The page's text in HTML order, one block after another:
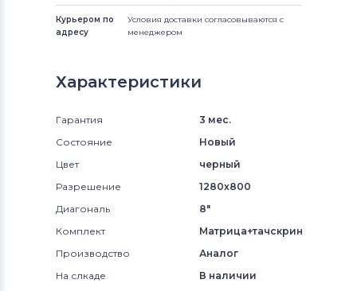
Курьером по
адресу
Условия доставки согласовываются с
менеджером
Характеристики
Гарантия
3 мес.
Состояние
Новый
Цвет
черный
Разрешение
1280x800
Диагональ
8"
Комплект
Матрица+тачскрин
Производство
Аналог
На слкаде
В наличии